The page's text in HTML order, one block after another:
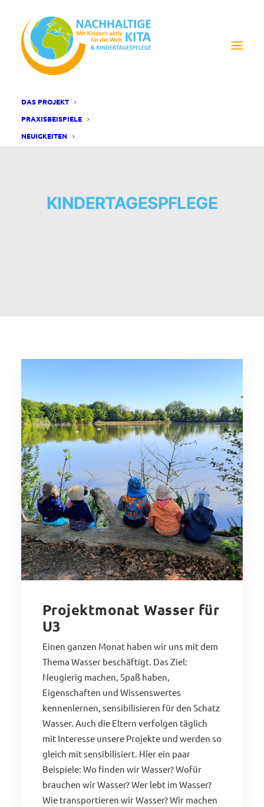
DAS PROJEKT
PRAXISBEISPIELE
NEUIGKEITEN
KINDERTAGESPFLEGE
Projektmonat Wasser für
U3
Einen ganzen Monat haben wir uns mit dem
Thema Wasser beschäftigt. Das Ziel:
Neugierig machen, Spaß haben,
Eigenschaften und Wissenswertes
kennenlernen, sensibilisieren für den Schatz
Wasser. Auch die Eltern verfolgen täglich
mit Interesse unsere Projekte und werden so
gleich mit sensibilisiert. Hier ein paar
Beispiele: Wo finden wir Wasser? Wofür
brauchen wir Wasser? Wer lebt im Wasser?
Wie transportieren wir Wasser? Wir machen